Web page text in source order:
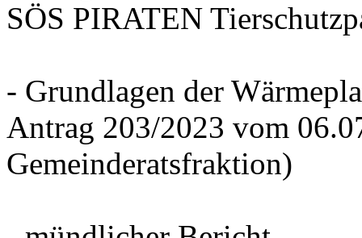
SÖS PIRATEN
- Grundlagen der
Antrag 203/2023 vom
Gemeinderatsfraktion)